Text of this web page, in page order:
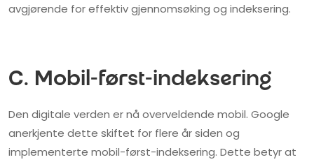
avgjørende for effektiv gjennomsøking og indeksering.
C. Mobil-først-indeksering
Den digitale verden er nå overveldende mobil. Google
anerkjente dette skiftet for flere år siden og
implementerte mobil-først-indeksering. Dette betyr at